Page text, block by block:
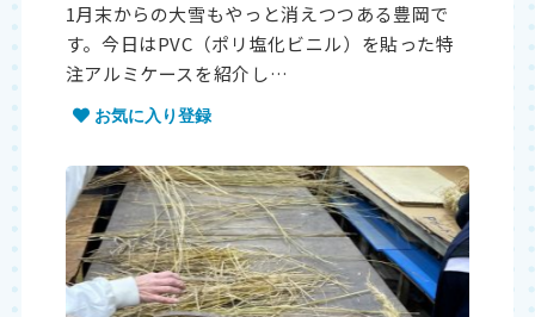
1月末からの大雪もやっと消えつつある豊岡で
す。今日はPVC（ポリ塩化ビニル）を貼った特
注アルミケースを紹介し…
お気に入り登録